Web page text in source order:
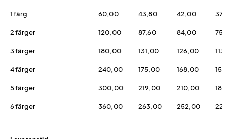
1 färg 60,00 43,80 42,00
2 färger 120,00 87,60 84,00
3 färger 180,00 131,00 126,00
4 färger 240,00 175,00 168,00
5 färger 300,00 219,00 210,00
6 färger 360,00 263,00 252,00